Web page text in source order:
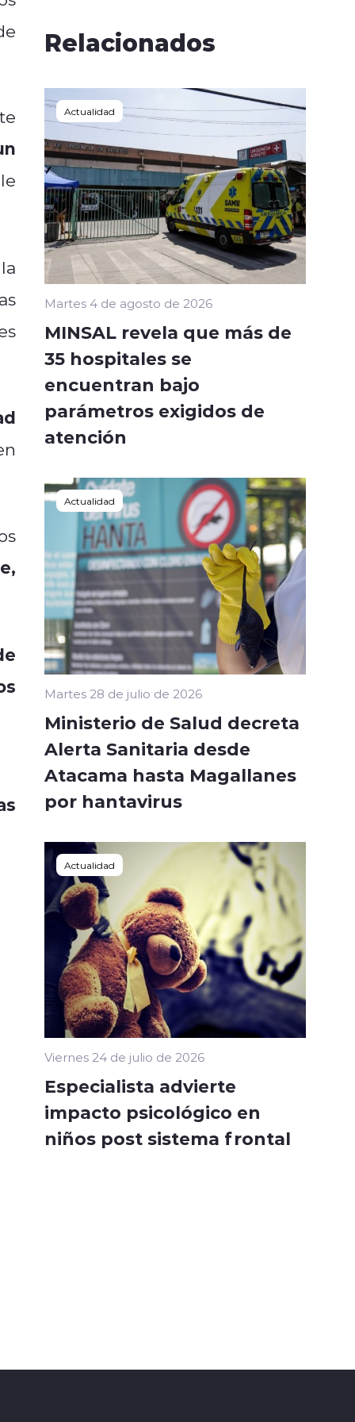
Relacionados
Actualidad
Martes 4 de agosto de 2026
MINSAL revela que más de
35 hospitales se
encuentran bajo
parámetros exigidos de
atención
Actualidad
Martes 28 de julio de 2026
Ministerio de Salud decreta
Alerta Sanitaria desde
Atacama hasta Magallanes
por hantavirus
Actualidad
Viernes 24 de julio de 2026
Especialista advierte
impacto psicológico en
niños post sistema frontal